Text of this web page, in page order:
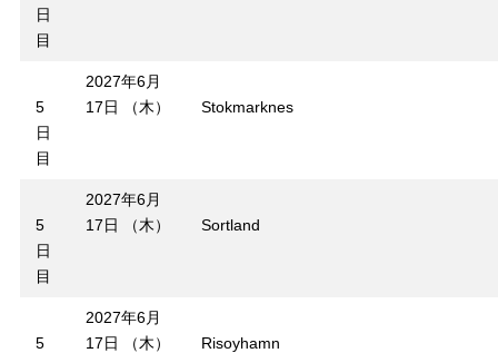
日
目
5
日
目
2027年6月
17日 （木）
Stokmarknes
5
日
目
2027年6月
17日 （木）
Sortland
5
2027年6月
17日 （木）
Risoyhamn